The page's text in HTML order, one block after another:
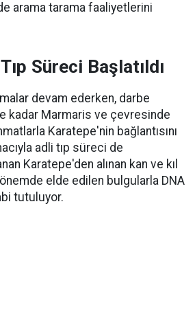
arama tarama faaliyetlerini
Süreci Başlatıldı
devam ederken, darbe
kadar Marmaris ve çevresinde
Karatepe'nin bağlantısını
adli tıp süreci de
Karatepe'den alınan kan ve kıl
elde edilen bulgularla DNA
tutuluyor.